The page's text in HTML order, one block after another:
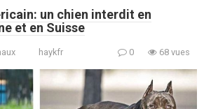
un chien interdit en
et en Suisse
haykfr 0 68 vues